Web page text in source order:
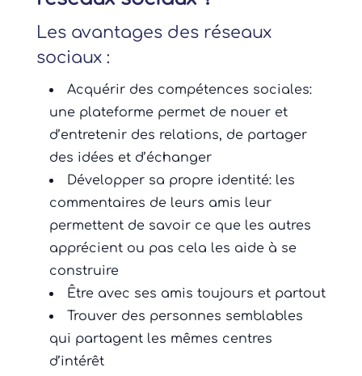
Les avantages des réseaux
sociaux :
Acquérir des compétences sociales:
une plateforme permet de nouer et
d’entretenir des relations, de partager
des idées et d’échanger
Développer sa propre identité: les
commentaires de leurs amis leur
permettent de savoir ce que les autres
apprécient ou pas cela les aide à se
construire
Être avec ses amis toujours et partout
Trouver des personnes semblables
qui partagent les mêmes centres
d’intérêt